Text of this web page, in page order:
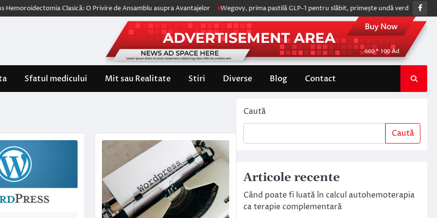
Clasică: O Privire de Ansamblu asupra Avantajelor Wegovy, prima pastilă GLP-1 pentru slăbit, primește undă verde de la Comisia
Sfatul medicului Mit sau Realitate Stiri Diverse Blog Contact
Caută
Caută
Articole recente
Când poate fi luată în calcul autohemoterapia
ca terapie complementară